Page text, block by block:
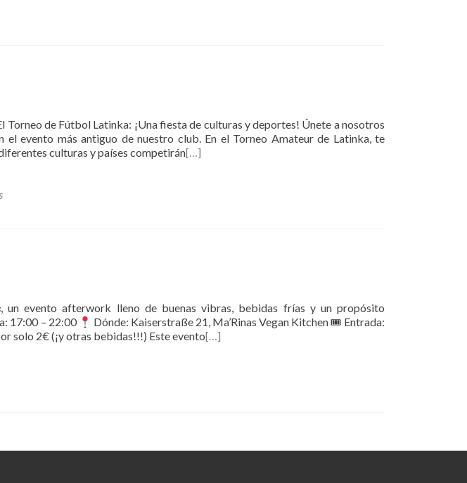
Torneo de Fútbol Latinka: ¡Una fiesta de culturas y deportes! Únete a nosotros
el evento más antiguo de nuestro club. En el Torneo Amateur de Latinka, te
culturas y países competirán[…]
un evento afterwork lleno de buenas vibras, bebidas frías y un propósito
17:00 – 22:00
Dónde: Kaiserstraße 21, Ma’Rinas Vegan Kitchen 🎟 Entrada:
solo 2€ (¡y otras bebidas!!!) Este evento[…]